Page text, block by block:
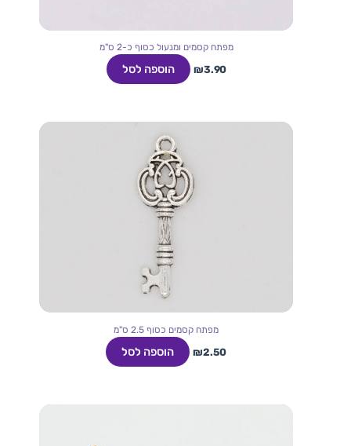
מפתח קסמים ומנעול כסוף כ-2 ס"מ
₪3.90 הוספה לסל
מפתח קסמים כסוף 2.5 ס"מ
₪2.50 הוספה לסל